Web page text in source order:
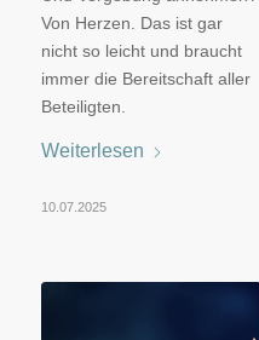
Von Herzen. Das ist gar
nicht so leicht und braucht
immer die Bereitschaft aller
Beteiligten.
Weiterlesen
10.07.2025